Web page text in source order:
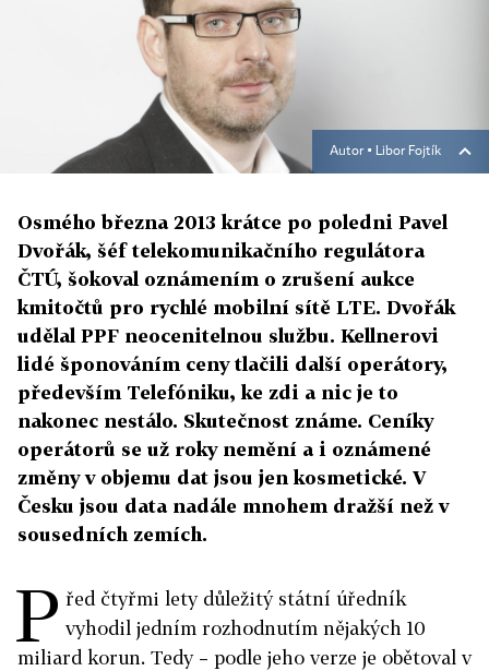
Autor ▪ Libor Fojtík
Osmého března 2013 krátce po poledni Pavel
Dvořák, šéf telekomunikačního regulátora
ČTÚ, šokoval oznámením o zrušení aukce
kmitočtů pro rychlé mobilní sítě LTE. Dvořák
udělal PPF neocenitelnou službu. Kellnerovi
lidé šponováním ceny tlačili další operátory,
především Telefóniku, ke zdi a nic je to
nakonec nestálo. Skutečnost známe. Ceníky
operátorů se už roky nemění a i oznámené
změny v objemu dat jsou jen kosmetické. V
Česku jsou data nadále mnohem dražší než v
sousedních zemích.
P řed čtyřmi lety důležitý státní úředník
vyhodil jedním rozhodnutím nějakých 10
miliard korun. Tedy – podle jeho verze je obětoval v